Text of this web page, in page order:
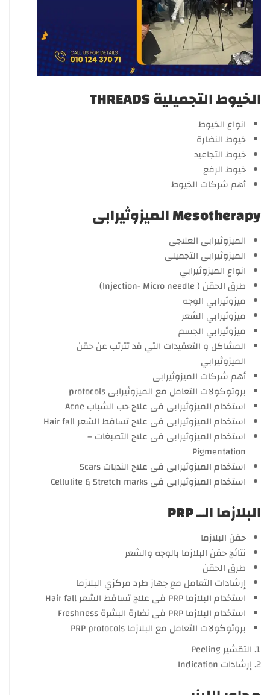
الخيوط التجميلية THREADS
انواع الخيوط
خيوط النضارة
خيوط التجاعيد
خيوط الرفع
أهم شركات الخيوط
Mesotherapy الميزوثيرابى
الميزوثيرابى العلاجى
الميزوثيرابى التجميلى
انواع الميزوثيرابي
طرق الحقن ( Injection- Micro needle)
ميزوثيرابي الوجه
ميزوثيرابي الشعر
ميزوثيرابي الجسم
المشاكل و التعقيدات التي قد تترتب عن حقن
الميزوثيرابي
أهم شركات الميزوثيرابى
بروتوكولات التعامل مع الميزوثيرابى protocols
استخدام الميزوثيرابى فى علاج حب الشباب Acne
استخدام الميزوثيرابى فى علاج تساقط الشعر Hair fall
استخدام الميزوثيرابى فى علاج التصبغات –
Pigmentation
استخدام الميزوثيرابى فى علاج الندبات Scars
استخدام الميزوثيرابى فى Cellulite & Stretch marks
البلازما الــ PRP
حقن البلازما
نتائج حقن البلازما بالوجه والشعر
طرق الحقن
إرشادات التعامل مع جهاز طرد مركزي البلازما
استخدام البلازما PRP فى علاج تساقط الشعر Hair fall
استخدام البلازما PRP فى نضارة البشرة Freshness
بروتوكولات التعامل مع البلازما PRP protocols
التقشير Peeling
إرشادات Indication